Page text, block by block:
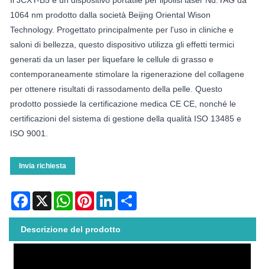
1064 nm prodotto dalla società Beijing Oriental Wison
Technology. Progettato principalmente per l'uso in cliniche e
saloni di bellezza, questo dispositivo utilizza gli effetti termici
generati da un laser per liquefare le cellule di grasso e
contemporaneamente stimolare la rigenerazione del collagene
per ottenere risultati di rassodamento della pelle. Questo
prodotto possiede la certificazione medica CE CE, nonché le
certificazioni del sistema di gestione della qualità ISO 13485 e
ISO 9001.
Invia richiesta
Facebook
X WhatsAppPinterestLinkedIn
Descrizione del prodotto